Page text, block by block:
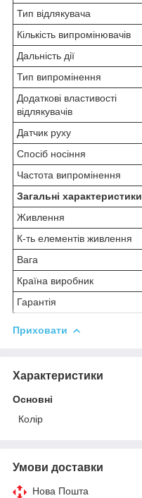
Тип відлякувача
Кількість випромінювачів
Дальність дії
Тип випромінення
Додаткові властивості
відлякувачів
Датчик руху
Спосіб носіння
Частота випромінення
Загальні характеристики
Живлення
К-ть елементів живлення
Вага
Країна виробник
Гарантія
Приховати
Характеристики
Основні
Колір
Умови доставки
Нова Пошта